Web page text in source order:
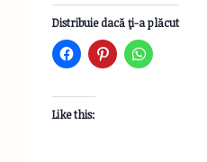
Distribuie dacă ţi-a plăcut
Like this: